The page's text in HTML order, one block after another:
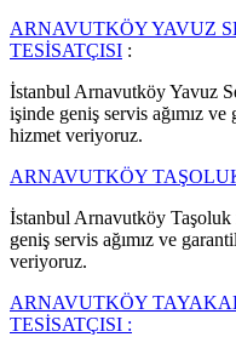
ARNAVUTKÖY YAVUZ
TESİSATÇISI :
İstanbul Arnavutköy Yavuz
işinde geniş servis ağımız
hizmet veriyoruz.
ARNAVUTKÖY
İstanbul Arnavutköy Taşoluk
geniş servis ağımız ve
veriyoruz.
ARNAVUTKÖY
TESİSATÇISI :